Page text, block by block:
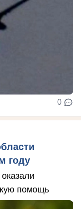
0
году
помощь